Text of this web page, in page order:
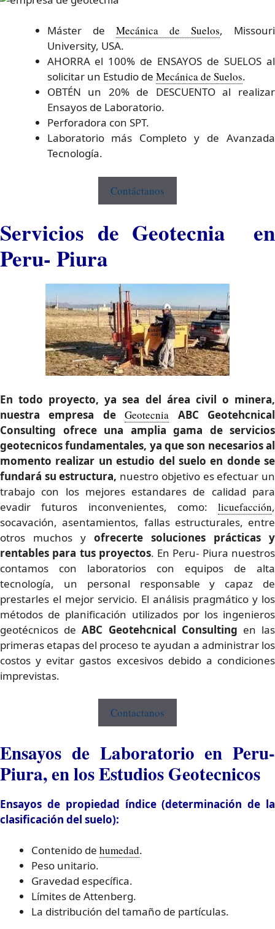
Máster de Mecánica de Suelos, Missouri
University, USA.
AHORRA el 100% de ENSAYOS de SUELOS al
solicitar un Estudio de Mecánica de Suelos.
OBTÉN un 20% de DESCUENTO al realizar
Ensayos de Laboratorio.
Perforadora con SPT.
Laboratorio más Completo y de Avanzada
Tecnología.
Contáctanos
Servicios de Geotecnia en
Peru- Piura
En todo proyecto, ya sea del área civil o minera,
nuestra empresa deGeotecnia ABC Geotehcnical
Consulting ofrece una amplia gama de servicios
geotecnicos fundamentales, ya que son necesarios al
momento realizar un estudio del suelo en donde se
fundará su estructura, nuestro objetivo es efectuar un
trabajo con los mejores estandares de calidad para
evadir futuros inconvenientes, como: licuefacción,
socavación, asentamientos, fallas estructurales, entre
otros muchos y ofrecerte soluciones prácticas y
rentables para tus proyectos. En Peru- Piura nuestros
contamos con laboratorios con equipos de alta
tecnología, un personal responsable y capaz de
prestarles el mejor servicio. El análisis pragmático y los
métodos de planificación utilizados por los ingenieros
geotécnicos deABC Geotehcnical Consulting en las
primeras etapas del proceso te ayudan a administrar los
costos y evitar gastos excesivos debido a condiciones
imprevistas.
Contactanos
Ensayos de Laboratorio en Peru-
Piura, en los Estudios Geotecnicos
Ensayos de propiedad índice (determinación de la
clasificación del suelo):
Contenido de humedad.
Peso unitario.
Gravedad específica.
Límites de Attenberg.
La distribución del tamaño de partículas.